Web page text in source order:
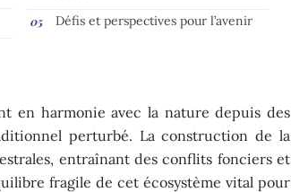
Défis et perspectives pour l’avenir
en harmonie avec la nature depuis des
perturbé. La construction de la
entraînant des conflits fonciers et
fragile de cet écosystème vital pour